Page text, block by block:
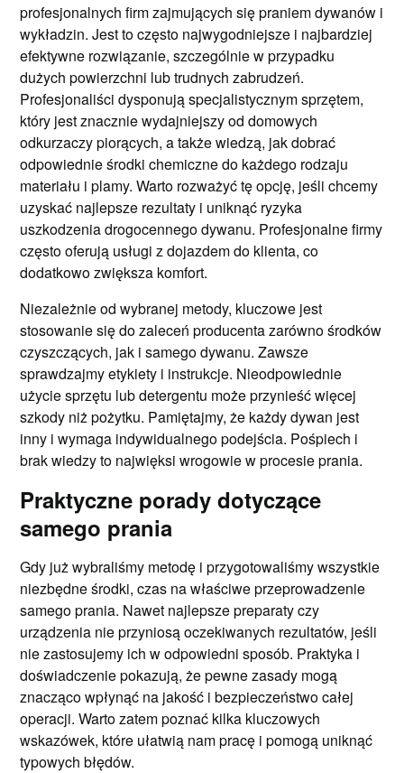
profesjonalnych firm zajmujących się praniem dywanów i
wykładzin. Jest to często najwygodniejsze i najbardziej
efektywne rozwiązanie, szczególnie w przypadku
dużych powierzchni lub trudnych zabrudzeń.
Profesjonaliści dysponują specjalistycznym sprzętem,
który jest znacznie wydajniejszy od domowych
odkurzaczy piorących, a także wiedzą, jak dobrać
odpowiednie środki chemiczne do każdego rodzaju
materiału i plamy. Warto rozważyć tę opcję, jeśli chcemy
uzyskać najlepsze rezultaty i uniknąć ryzyka
uszkodzenia drogocennego dywanu. Profesjonalne firmy
często oferują usługi z dojazdem do klienta, co
dodatkowo zwiększa komfort.
Niezależnie od wybranej metody, kluczowe jest
stosowanie się do zaleceń producenta zarówno środków
czyszczących, jak i samego dywanu. Zawsze
sprawdzajmy etykiety i instrukcje. Nieodpowiednie
użycie sprzętu lub detergentu może przynieść więcej
szkody niż pożytku. Pamiętajmy, że każdy dywan jest
inny i wymaga indywidualnego podejścia. Pośpiech i
brak wiedzy to najwięksi wrogowie w procesie prania.
Praktyczne porady dotyczące
samego prania
Gdy już wybraliśmy metodę i przygotowaliśmy wszystkie
niezbędne środki, czas na właściwe przeprowadzenie
samego prania. Nawet najlepsze preparaty czy
urządzenia nie przyniosą oczekiwanych rezultatów, jeśli
nie zastosujemy ich w odpowiedni sposób. Praktyka i
doświadczenie pokazują, że pewne zasady mogą
znacząco wpłynąć na jakość i bezpieczeństwo całej
operacji. Warto zatem poznać kilka kluczowych
wskazówek, które ułatwią nam pracę i pomogą uniknąć
typowych błędów.